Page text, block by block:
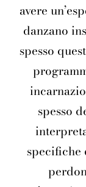
avere
danzano
spesso
spesso
specifiche